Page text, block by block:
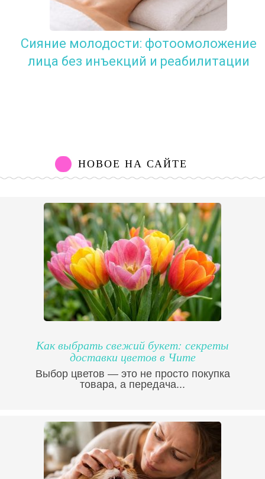
Сияние молодости: фотоомоложение
лица без инъекций и реабилитации
НОВОЕ НА САЙТЕ
Как выбрать свежий букет: секреты
доставки цветов в Чите
Выбор цветов — это не просто покупка
товара, а передача...